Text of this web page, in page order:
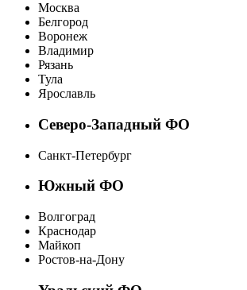
Москва
Белгород
Воронеж
Владимир
Рязань
Тула
Ярославль
Северо-Западный ФО
Санкт-Петербург
Южный ФО
Волгоград
Краснодар
Майкоп
Ростов-на-Дону